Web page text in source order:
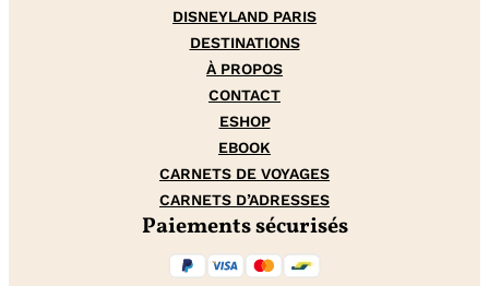
DISNEYLAND PARIS
DESTINATIONS
À PROPOS
CONTACT
ESHOP
EBOOK
CARNETS DE VOYAGES
CARNETS D’ADRESSES
Paiements sécurisés